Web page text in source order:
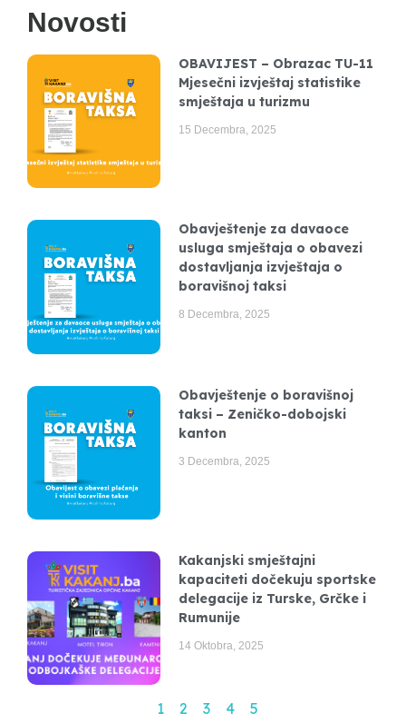
Novosti
OBAVIJEST – Obrazac TU-11
Mjesečni izvještaj statistike
smještaja u turizmu
15 Decembra, 2025
Obavještenje za davaoce
usluga smještaja o obavezi
dostavljanja izvještaja o
boravišnoj taksi
8 Decembra, 2025
Obavještenje o boravišnoj
taksi – Zeničko-dobojski
kanton
3 Decembra, 2025
Kakanjski smještajni
kapaciteti dočekuju sportske
delegacije iz Turske, Grčke i
Rumunije
14 Oktobra, 2025
1 2 3 4 5